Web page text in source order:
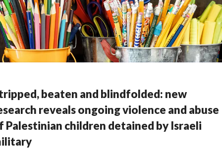
beaten and blindfolded: new
reveals ongoing violence and abuse
Palestinian children detained by Israeli